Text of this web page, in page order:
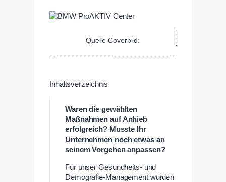
Quelle Coverbild:
Inhaltsverzeichnis
Waren die gewählten
Maßnahmen auf Anhieb
erfolgreich? Musste Ihr
Unternehmen noch etwas an
seinem Vorgehen anpassen?
Für unser Gesundheits- und
Demografie-Management wurden